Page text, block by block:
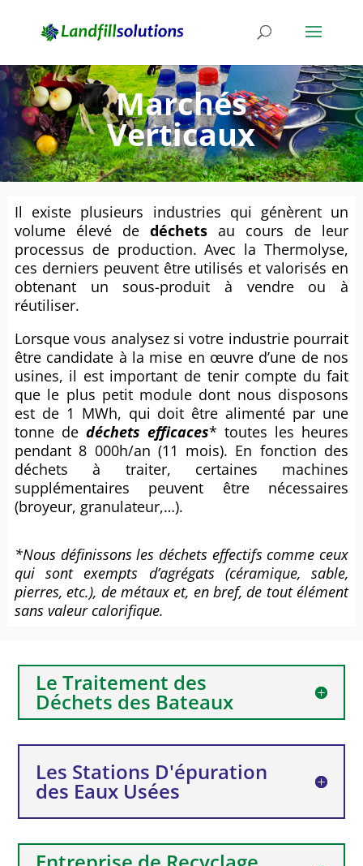
Marchés
Verticaux
Il existe plusieurs industries qui génèrent un
volume élevé de déchets au cours de leur
processus de production. Avec la Thermolyse,
ces derniers peuvent être utilisés et valorisés en
obtenant un sous-produit à vendre ou à
réutiliser.
Lorsque vous analysez si votre industrie pourrait
être candidate à la mise en œuvre d’une de nos
usines, il est important de tenir compte du fait
que le plus petit module dont nous disposons
est de 1 MWh, qui doit être alimenté par une
tonne de déchets efficaces* toutes les heures
pendant 8 000h/an (11 mois). En fonction des
déchets à traiter, certaines machines
supplémentaires peuvent être nécessaires
(broyeur, granulateur,…).
*Nous définissons les déchets effectifs comme ceux
qui sont exempts d’agrégats (céramique, sable,
pierres, etc.), de métaux et, en bref, de tout élément
sans valeur calorifique.
Le Traitement des
Déchets des Bateaux
Les Stations D'épuration
des Eaux Usées